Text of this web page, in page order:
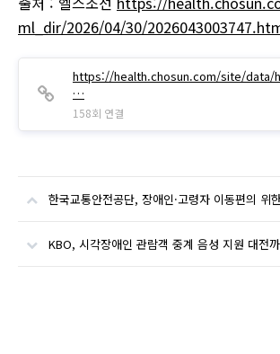
ml_dir/2026/04/30/
https://health.chosun.com/site/data/
…
158회 연결
한국교통안전공단, 장애인·고령자 이동편의 위한 철
KBO, 시각장애인 관람객 중계 음성 지원 대전